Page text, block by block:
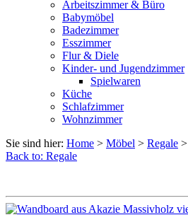
Arbeitszimmer & Büro
Babymöbel
Badezimmer
Esszimmer
Flur & Diele
Kinder- und Jugendzimmer
Spielwaren
Küche
Schlafzimmer
Wohnzimmer
Sie sind hier: Home > Möbel > Regale >
Back to: Regale